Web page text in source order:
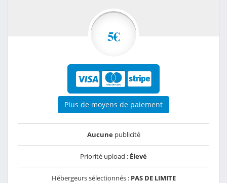
5€
Plus de moyens de paiement
Aucunepublicité
Priorité upload : Élevé
Hébergeurs sélectionnés : PAS DE LIMITE